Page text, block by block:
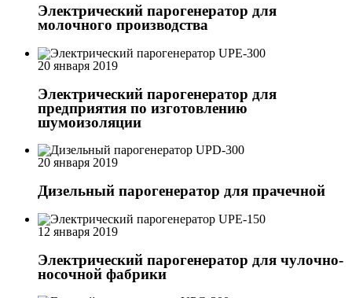
Электрический парогенератор для
молочного производства
20 января 2019
Электрический парогенератор для
предприятия по изготовлению
шумоизоляции
20 января 2019
Дизельный парогенератор для прачечной
12 января 2019
Электрический парогенератор для чулочно-
носочной фабрики